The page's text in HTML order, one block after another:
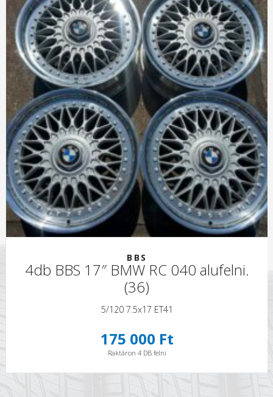
BBS
4db BBS 17″ BMW RC 040 alufelni.
(36)
5/120 7.5x17 ET41
175 000 Ft
Raktáron 4 DB felni